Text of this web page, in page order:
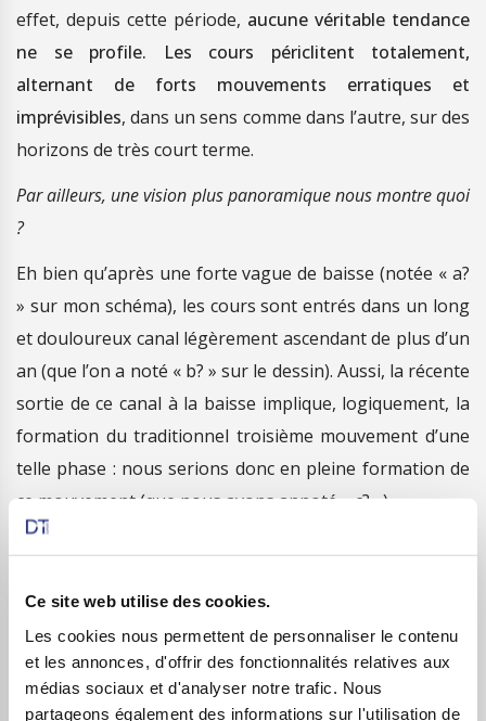
Ce site web utilise des cookies.
Les cookies nous permettent de personnaliser le contenu
et les annonces, d'offrir des fonctionnalités relatives aux
médias sociaux et d'analyser notre trafic. Nous
partageons également des informations sur l'utilisation de
effet, depuis cette période, aucune véritable tendance
ne se profile. Les cours périclitent totalement,
alternant de forts mouvements erratiques et
imprévisibles, dans un sens comme dans l’autre, sur des
horizons de très court terme.
Par ailleurs, une vision plus panoramique nous montre quoi
?
Eh bien qu’après une forte vague de baisse (notée « a?
» sur mon schéma), les cours sont entrés dans un long
et douloureux canal légèrement ascendant de plus d’un
an (que l’on a noté « b? » sur le dessin). Aussi, la récente
sortie de ce canal à la baisse implique, logiquement, la
formation du traditionnel troisième mouvement d’une
telle phase : nous serions donc en pleine formation de
ce mouvement (que nous avons annoté « c? »).
cette vague c? devraient nous mener encore plus bas.
Regardons donc tout ça de plus près…
Etat des lieux technique